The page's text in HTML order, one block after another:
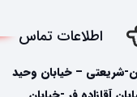
اطلاعات تماس
شریعتی – خیابان وحید